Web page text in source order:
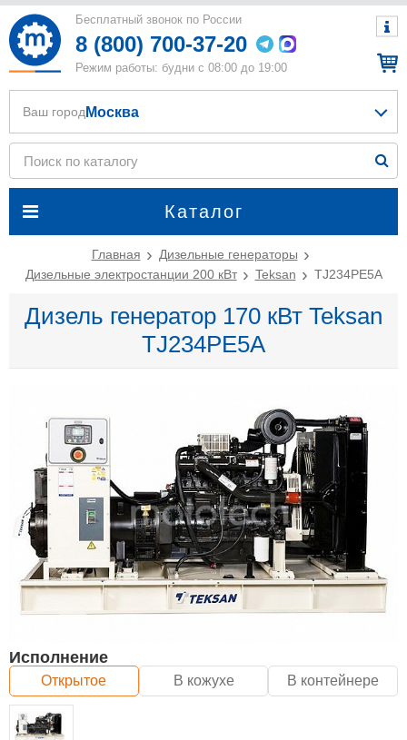
Бесплатный звонок по России
8 (800) 700-37-20
Режим работы: будни с 08:00 до 19:00
Каталог
Ваш город Москва
Главная
Дизельные генераторы
Дизельные электростанции 200 кВт
Teksan TJ234PE5A
Дизель генератор 170 кВт Teksan
TJ234PE5A
Исполнение
Открытое В кожухе В контейнере